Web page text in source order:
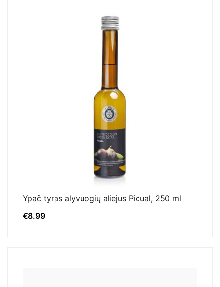
Ypač tyras alyvuogių aliejus Picual, 250 ml
€8.99